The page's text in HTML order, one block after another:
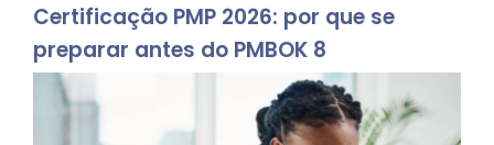
Certificação PMP 2026: por que se
preparar antes do PMBOK 8